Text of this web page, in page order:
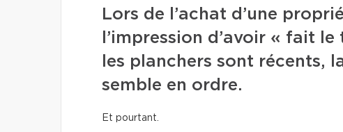
Lors de l’achat d’une
l’impression d’avoir « fait
les planchers sont récents,
semble en ordre.
Et pourtant.